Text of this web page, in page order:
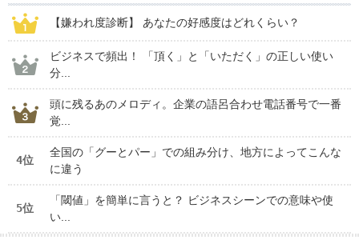
【嫌われ度診断】 あなたの好感度はどれくらい？
ビジネスで頻出！ 「頂く」と「いただく」の正しい使い
分...
頭に残るあのメロディ。企業の語呂合わせ電話番号で一番
覚...
4位
全国の「グーとパー」での組み分け、地方によってこんな
に違う
5位
「閾値」を簡単に言うと？ ビジネスシーンでの意味や使
い...